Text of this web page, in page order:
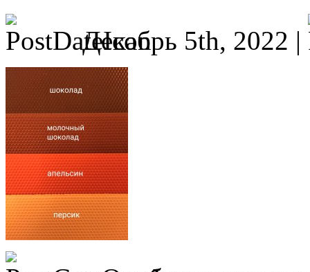
Декабрь 5th, 2022 |